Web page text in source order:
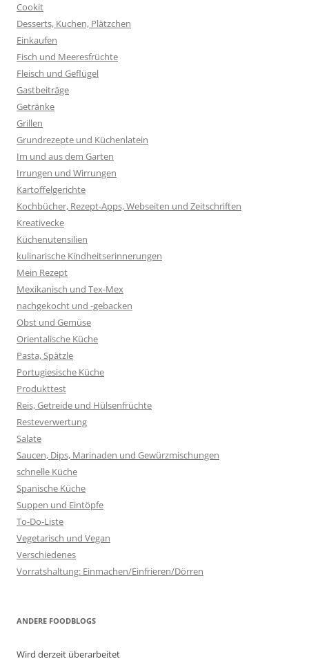
Cookit
Desserts, Kuchen, Plätzchen
Einkaufen
Fisch und Meeresfrüchte
Fleisch und Geflügel
Gastbeiträge
Getränke
Grillen
Grundrezepte und Küchenlatein
Im und aus dem Garten
Irrungen und Wirrungen
Kartoffelgerichte
Kochbücher, Rezept-Apps, Webseiten und Zeitschriften
Kreativecke
Küchenutensilien
kulinarische Kindheitserinnerungen
Mein Rezept
Mexikanisch und Tex-Mex
nachgekocht und -gebacken
Obst und Gemüse
Orientalische Küche
Pasta, Spätzle
Portugiesische Küche
Produkttest
Reis, Getreide und Hülsenfrüchte
Resteverwertung
Salate
Saucen, Dips, Marinaden und Gewürzmischungen
schnelle Küche
Spanische Küche
Suppen und Eintöpfe
To-Do-Liste
Vegetarisch und Vegan
Verschiedenes
Vorratshaltung: Einmachen/Einfrieren/Dörren
ANDERE FOODBLOGS
Wird derzeit überarbeitet